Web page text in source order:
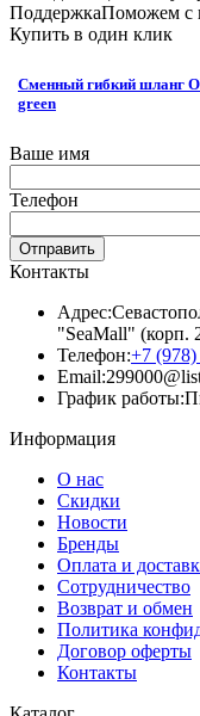
ПоддержкаПоможем с
Купить в один клик
Сменный гибкий шланг
green
Ваше имя
Телефон
Отправить
Контакты
Адрес:
"SeaMall" (корп.
Телефон:+7
Email:
График работы:
Информация
О нас
Скидки
Новости
Бренды
Оплата и
Сотрудничество
Возврат и обмен
Политика
Договор оферты
Контакты